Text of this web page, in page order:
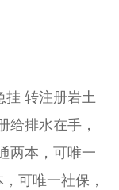
挂 转注册岩土
给排水在手，
两本，可唯一
可唯一社保，